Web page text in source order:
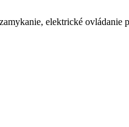
elektrické ovládanie